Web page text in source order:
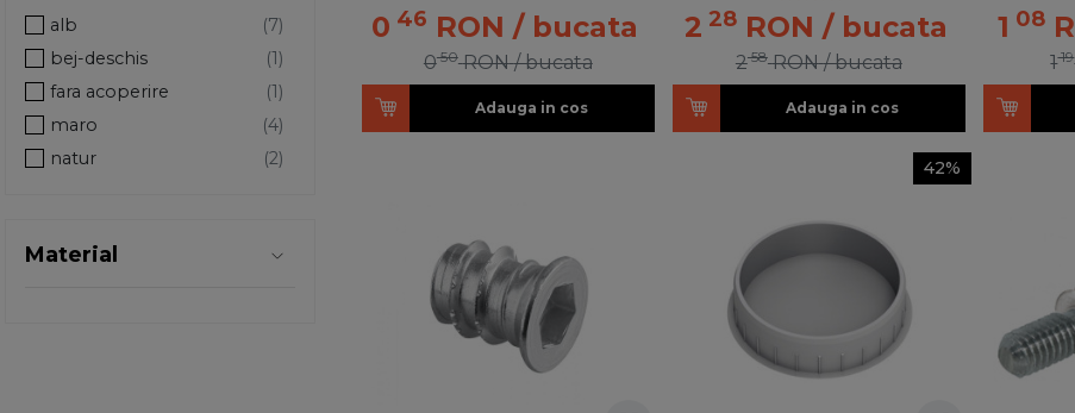
alb
bej-deschis
fara acoperire
maro
natur
R7035 gri deschis
Material
0 46 RON / bucata
050 RON / bucata
Adauga in cos
2 28 RON / bucata
258 RON / bucata
Adauga in cos
1 08
119
42%